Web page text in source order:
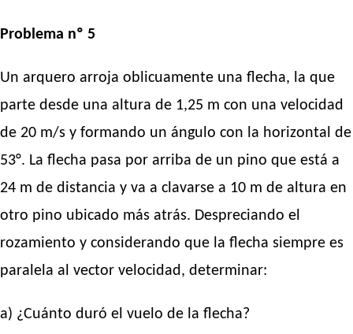
Problema nº 5
Un arquero arroja oblicuamente una flecha, la que
parte desde una altura de 1,25 m con una velocidad
de 20 m/s y formando un ángulo con la horizontal de
53°. La flecha pasa por arriba de un pino que está a
24 m de distancia y va a clavarse a 10 m de altura en
otro pino ubicado más atrás. Despreciando el
rozamiento y considerando que la flecha siempre es
paralela al vector velocidad, determinar:
a) ¿Cuánto duró el vuelo de la flecha?